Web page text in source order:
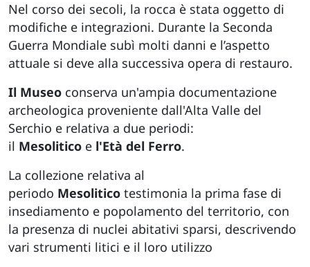
Nel corso dei secoli, la rocca è stata oggetto di
modifiche e integrazioni. Durante la Seconda
Guerra Mondiale subì molti danni e l’aspetto
attuale si deve alla successiva opera di restauro.
Il Museo conserva un'ampia documentazione
archeologica proveniente dall'Alta Valle del
Serchio e relativa a due periodi:
il Mesolitico e l'Età del Ferro.
La collezione relativa al
periodo Mesolitico testimonia la prima fase di
insediamento e popolamento del territorio, con
la presenza di nuclei abitativi sparsi, descrivendo
vari strumenti litici e il loro utilizzo